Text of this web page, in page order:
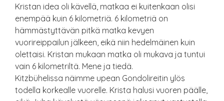
Kristan idea oli kävellä, matkaa ei kuitenkaan olisi
enempää kuin 6 kilometriä. 6 kilometriä on
hämmästyttävän pitkä matka kevyen
vuorireippailun jälkeen, eikä niin hedelmäinen kuin
olettaisi. Kristan mukaan matka oli mukava ja tuntui
vain 6 kilometriltä. Mene ja tiedä.
Kitzbühelissa näimme upean Gondolireitin ylös
todella korkealle vuorelle. Krista halusi vuoren päälle,